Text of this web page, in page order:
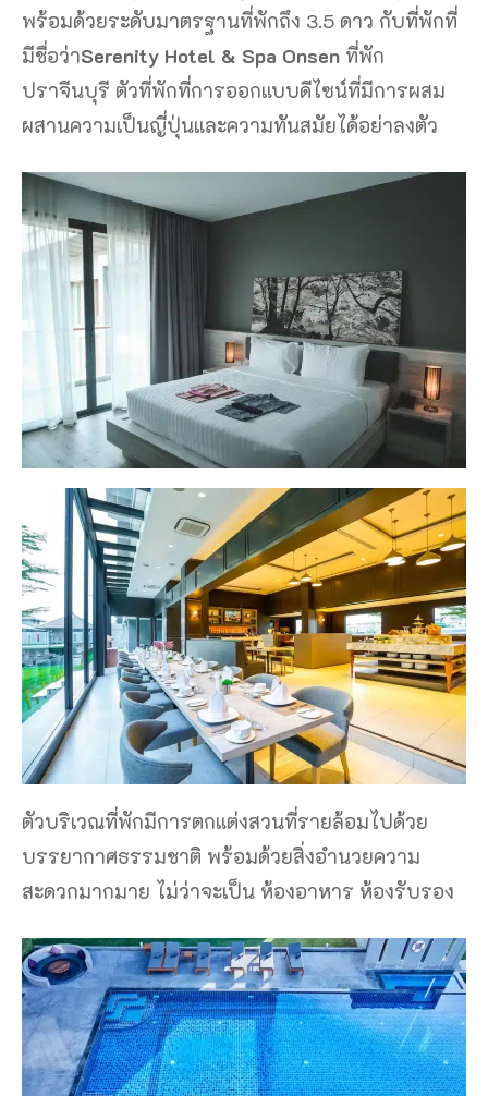
พร้อมด้วยระดับมาตรฐานที่พักถึง 3.5 ดาว กับที่พักที่
มีชื่อว่าSerenity Hotel & Spa Onsen ที่พัก
ปราจีนบุรี ตัวที่พักที่การออกแบบดีไซน์ที่มีการผสม
ผสานความเป็นญี่ปุ่นและความทันสมัยได้อย่าลงตัว
ตัวบริเวณที่พักมีการตกแต่งสวนที่รายล้อมไปด้วย
บรรยากาศธรรมชาติ พร้อมด้วยสิ่งอำนวยความ
สะดวกมากมาย ไม่ว่าจะเป็น ห้องอาหาร ห้องรับรอง